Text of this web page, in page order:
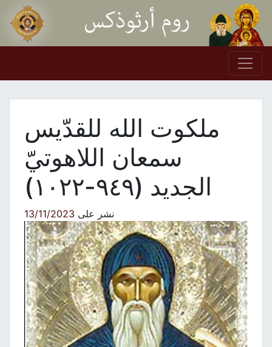
Skip to content
Main Navigation
ملكوت الله للقدّيس
سمعان اللاهوتيّ
الجديد (٩٤٩-١٠٢٢)
نشر على13/11/2023